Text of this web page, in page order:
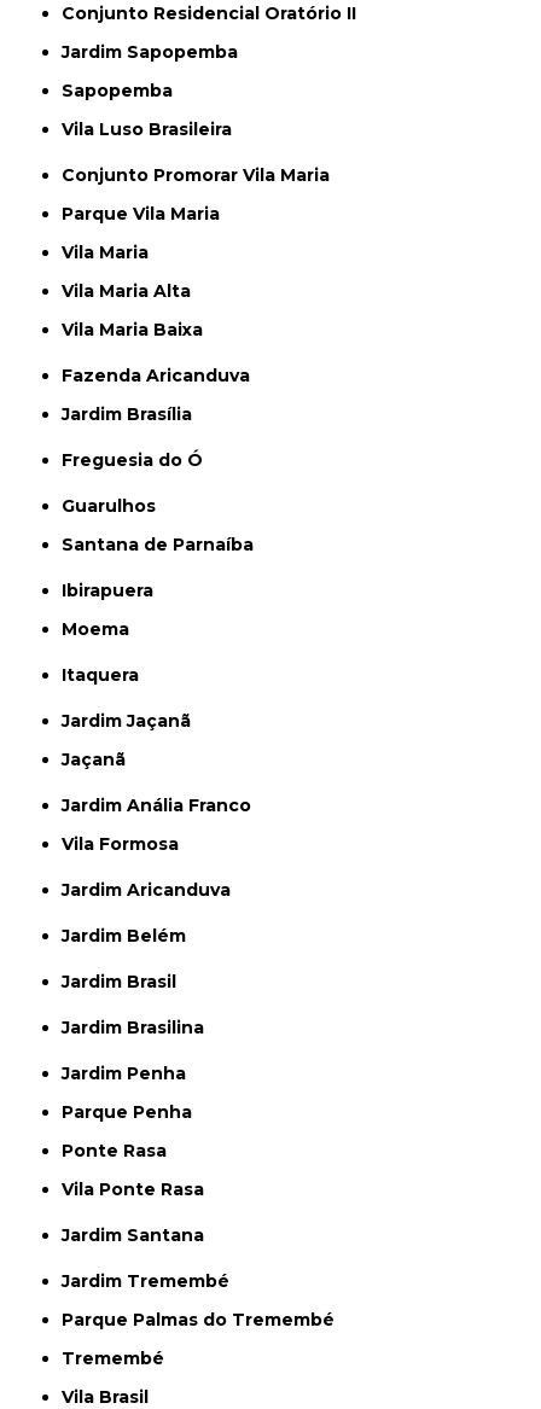
Conjunto Residencial Oratório II
Jardim Sapopemba
Sapopemba
Vila Luso Brasileira
Conjunto Promorar Vila Maria
Parque Vila Maria
Vila Maria
Vila Maria Alta
Vila Maria Baixa
Fazenda Aricanduva
Jardim Brasília
Freguesia do Ó
Guarulhos
Santana de Parnaíba
Ibirapuera
Moema
Itaquera
Jardim Jaçanã
Jaçanã
Jardim Anália Franco
Vila Formosa
Jardim Aricanduva
Jardim Belém
Jardim Brasil
Jardim Brasilina
Jardim Penha
Parque Penha
Ponte Rasa
Vila Ponte Rasa
Jardim Santana
Jardim Tremembé
Parque Palmas do Tremembé
Tremembé
Vila Brasil